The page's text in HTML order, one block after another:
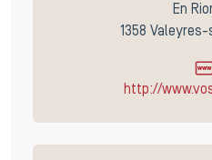
En
1358
http://